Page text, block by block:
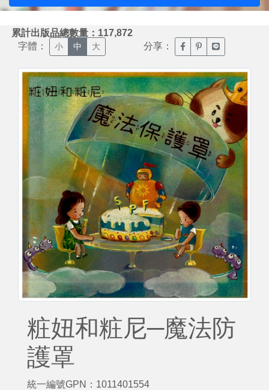
累計出版品總數量：117,872
字體： 小 中 大 分享： 臉書分享(另開新視窗)
噗浪分享(另開新
Line分享(另
粧妞和粧尼─魔法防
護罩
統一編號GPN：1011401554